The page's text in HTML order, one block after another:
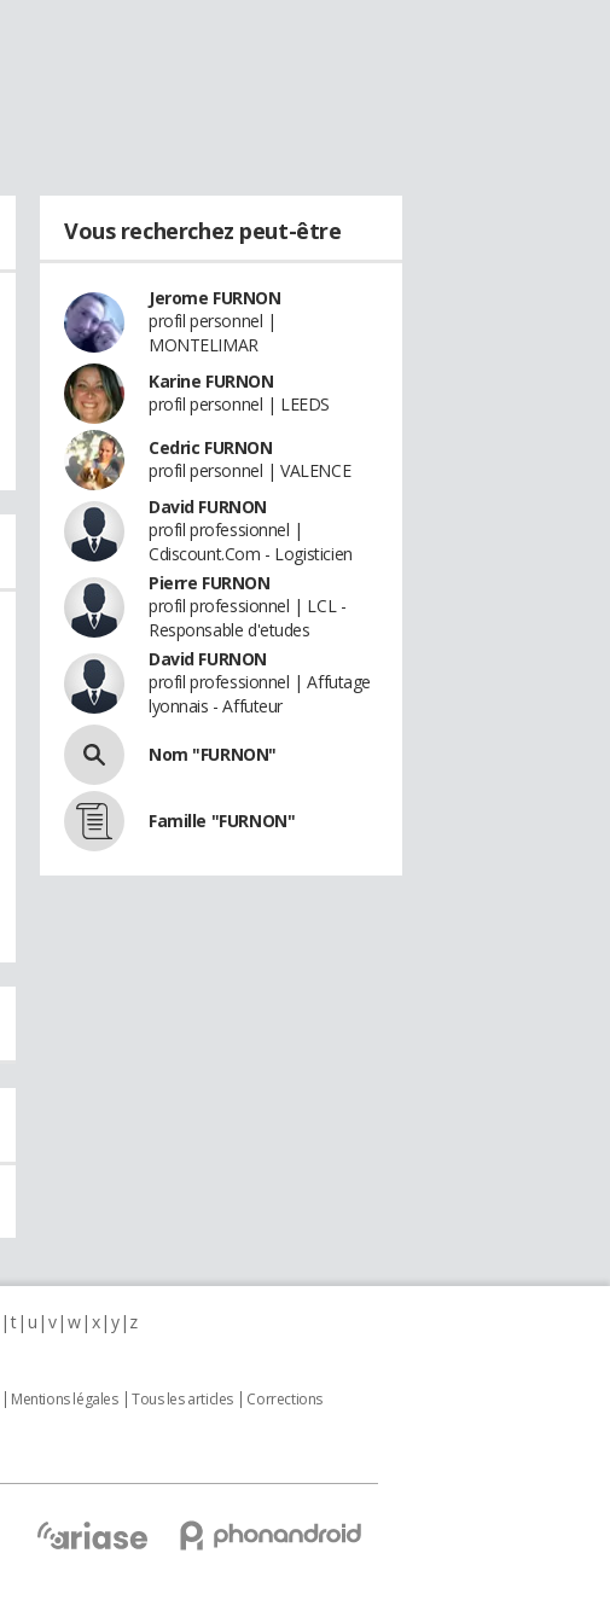
Vous recherchez peut-être
Jerome FURNON
profil personnel |
MONTELIMAR
Karine FURNON
profil personnel | LEEDS
Cedric FURNON
profil personnel | VALENCE
David FURNON
profil professionnel |
Cdiscount.Com - Logisticien
Pierre FURNON
profil professionnel | LCL -
Responsable d'etudes
David FURNON
profil professionnel | Affutage
lyonnais - Affuteur
Nom "FURNON"
Famille "FURNON"
t u v w x y z
Mentions légales Tous les articles
Corrections